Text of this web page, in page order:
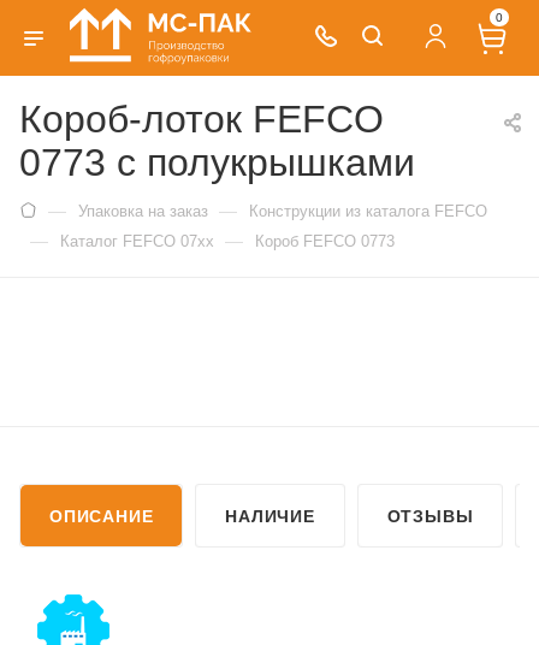
0
Короб-лоток FEFCO
0773 с полукрышками
— Упаковка на заказ — Конструкции из каталога FEFCO
— Каталог FEFCO 07xx — Короб FEFCO 0773
ОПИСАНИЕ НАЛИЧИЕ ОТЗЫВЫ